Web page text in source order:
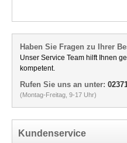
Haben Sie Fragen zu Ihrer
Unser Service Team hilft Ihnen
kompetent.
Rufen Sie uns an unter:
(Montag-Freitag, 9-17 Uhr)
Kundenservice